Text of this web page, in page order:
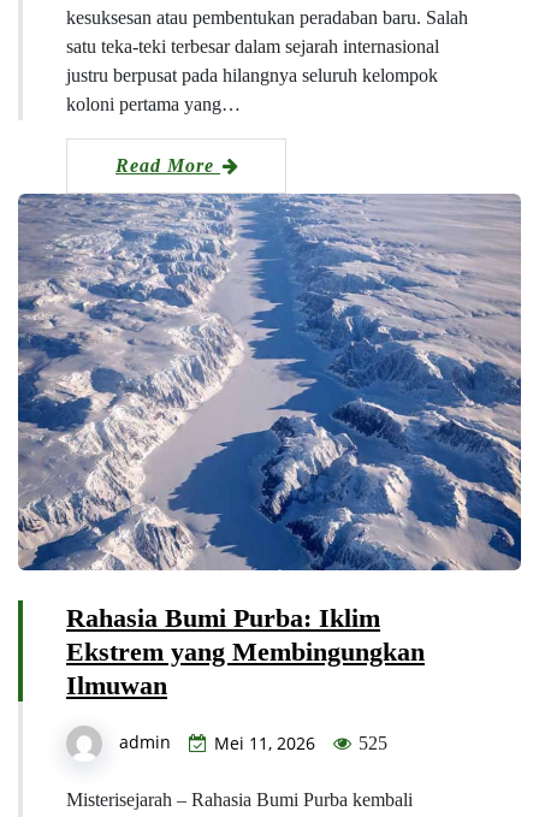
kesuksesan atau pembentukan peradaban baru. Salah
satu teka-teki terbesar dalam sejarah internasional
justru berpusat pada hilangnya seluruh kelompok
koloni pertama yang…
Read More
Rahasia Bumi Purba: Iklim
Ekstrem yang Membingungkan
Ilmuwan
admin Mei 11, 2026 525
Misterisejarah – Rahasia Bumi Purba kembali